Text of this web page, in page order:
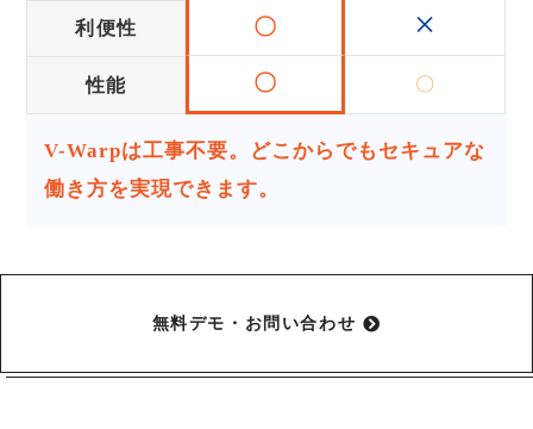
利便性 〇 ×
性能 〇 〇
V-Warpは工事不要。どこからでもセキュアな
働き方を実現できます。
無料デモ・お問い合わせ